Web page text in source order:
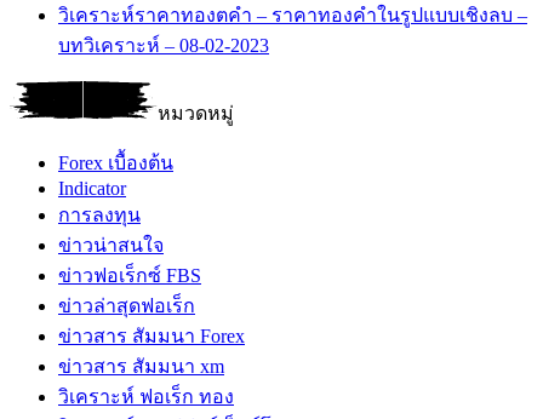
วิเคราะห์ราคาทองตคำ – ราคาทองคำในรูปแบบเชิงลบ –
บทวิเคราะห์ – 08-02-2023
หมวดหมู่
Forex เบื้องต้น
Indicator
การลงทุน
ข่าวน่าสนใจ
ข่าวฟอเร็กซ์ FBS
ข่าวล่าสุดฟอเร็ก
ข่าวสาร สัมมนา Forex
ข่าวสาร สัมมนา xm
วิเคราะห์ ฟอเร็ก ทอง